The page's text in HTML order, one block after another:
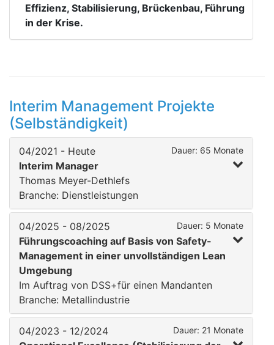
Effizienz, Stabilisierung, Brückenbau, Führung
in der Krise.
Interim Management Projekte
(Selbständigkeit)
04/2021 - Heute Dauer: 65 Monate
Interim Manager
Thomas Meyer-Dethlefs
Branche: Dienstleistungen
04/2025 - 08/2025 Dauer: 5 Monate
Führungscoaching auf Basis von Safety-
Management in einer unvollständigen Lean
Umgebung
Im Auftrag von DSS+für einen Mandanten
Branche: Metallindustrie
04/2023 - 12/2024 Dauer: 21 Monate